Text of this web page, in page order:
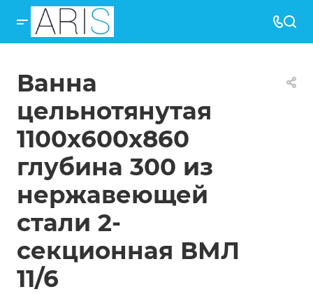
Ванна
цельнотянутая
1100х600х860
глубина 300 из
нержавеющей
стали 2-
секционная ВМЛ
11/6